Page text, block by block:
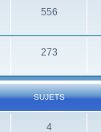
556
273
SUJETS
4